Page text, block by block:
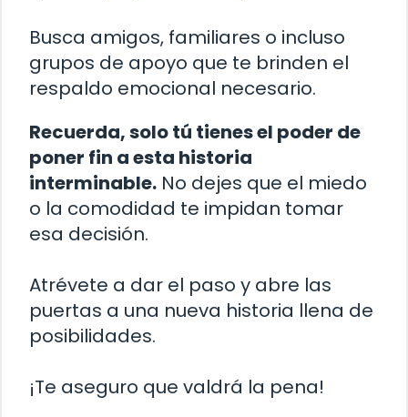
Busca amigos, familiares o incluso
grupos de apoyo que te brinden el
respaldo emocional necesario.
Recuerda, solo tú tienes el poder de
poner fin a esta historia
interminable. No dejes que el miedo
o la comodidad te impidan tomar
esa decisión.
Atrévete a dar el paso y abre las
puertas a una nueva historia llena de
posibilidades.
¡Te aseguro que valdrá la pena!